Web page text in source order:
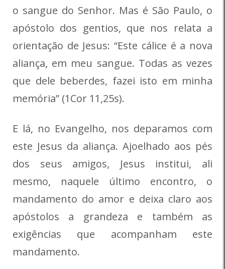
o sangue do Senhor. Mas é São Paulo, o
apóstolo dos gentios, que nos relata a
orientação de Jesus: “Este cálice é a nova
aliança, em meu sangue. Todas as vezes
que dele beberdes, fazei isto em minha
memória” (1Cor 11,25s).
E lá, no Evangelho, nos deparamos com
este Jesus da aliança. Ajoelhado aos pés
dos seus amigos, Jesus institui, ali
mesmo, naquele último encontro, o
mandamento do amor e deixa claro aos
apóstolos a grandeza e também as
exigências que acompanham este
mandamento.